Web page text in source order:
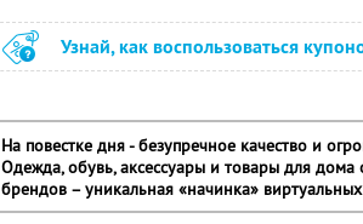
Узнай, как воспользоваться
На повестке дня - безупречное качество и
Одежда, обувь, аксессуары и товары для
брендов – уникальная «начинка»